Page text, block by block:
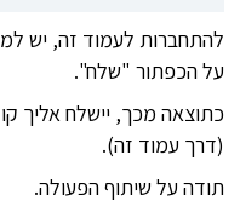
להתחברות לעמוד זה, יש
על הכפתור "שלח".
כתוצאה מכך, יישלח אליך
(דרך עמוד זה).
תודה על שיתוף הפעולה.